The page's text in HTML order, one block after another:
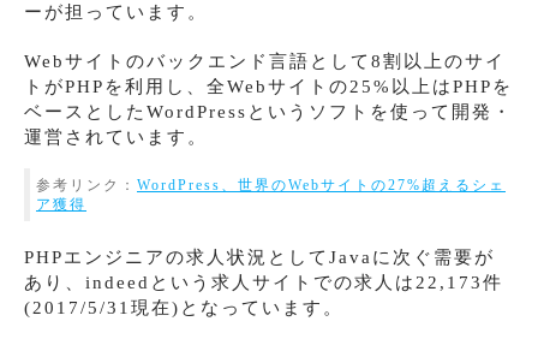
ーが担っています。
Webサイトのバックエンド言語として8割以上のサイ
トがPHPを利用し、全Webサイトの25%以上はPHPを
ベースとしたWordPressというソフトを使って開発・
運営されています。
参考リンク： WordPress、世界のWebサイトの27%超えるシェ
ア獲得
PHPエンジニアの求人状況としてJavaに次ぐ需要が
あり、indeedという求人サイトでの求人は22,173件
(2017/5/31現在)となっています。